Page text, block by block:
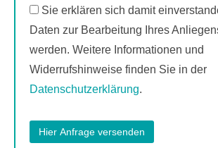
Sie erklären sich damit
Daten zur Bearbeitung Ihres
werden. Weitere Informationen und
Widerrufshinweise finden Sie in der
Datenschutzerklärung.